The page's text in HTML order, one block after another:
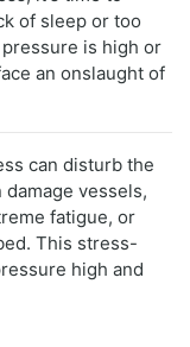
of sleep or too
is high or
an onslaught of
can disturb the
vessels,
fatigue, or
This stress-
high and